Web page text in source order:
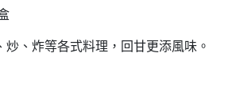
炒、炸等各式料理，回甘更添風味。